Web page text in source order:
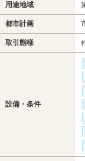
用途地域
都市計画
取引態様
設備・条件